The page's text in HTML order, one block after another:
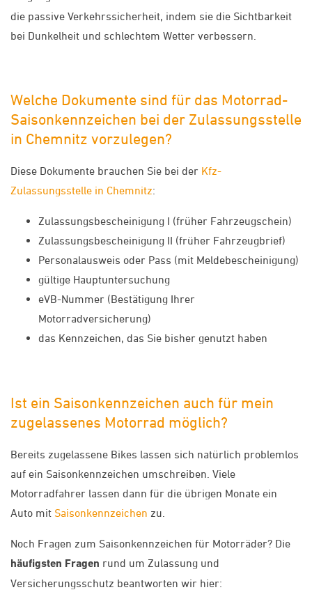
die passive Verkehrssicherheit, indem sie die Sichtbarkeit
bei Dunkelheit und schlechtem Wetter verbessern.
Welche Dokumente sind für das Motorrad-
Saisonkennzeichen bei der Zulassungsstelle
in Chemnitz vorzulegen?
Diese Dokumente brauchen Sie bei der Kfz-
Zulassungsstelle in Chemnitz:
Zulassungsbescheinigung I (früher Fahrzeugschein)
Zulassungsbescheinigung II (früher Fahrzeugbrief)
Personalausweis oder Pass (mit Meldebescheinigung)
gültige Hauptuntersuchung
eVB-Nummer (Bestätigung Ihrer
Motorradversicherung)
das Kennzeichen, das Sie bisher genutzt haben
Ist ein Saisonkennzeichen auch für mein
zugelassenes Motorrad möglich?
Bereits zugelassene Bikes lassen sich natürlich problemlos
auf ein Saisonkennzeichen umschreiben. Viele
Motorradfahrer lassen dann für die übrigen Monate ein
Auto mit Saisonkennzeichen zu.
Noch Fragen zum Saisonkennzeichen für Motorräder? Die
häufigsten Fragen rund um Zulassung und
Versicherungsschutz beantworten wir hier: